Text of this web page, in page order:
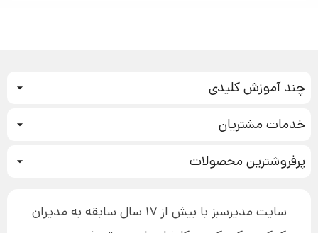
چند آموزش کلیدی
بازاریابی عصبی
تبلیغ نویسی
افزایش عملکرد
چگونه کتاب بنویسیم
خدمات مشتریان
آموزش دسترسی به دانلود فایل‌ها
پیگیری سفارش
پرفروشترین محصولاتدوره جدید سیستم سازی
سایت مدیرسبز با بیش از 17 سال سابقه به مدیران